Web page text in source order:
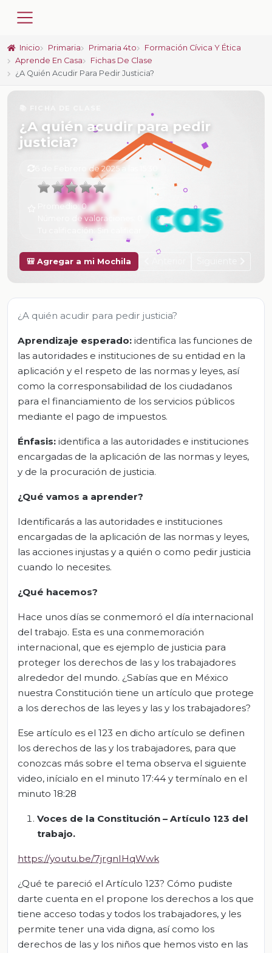
Inicio Primaria Primaria 4to
Formación Cívica Y Ética
Aprende En Casa
Fichas De Clase
¿A Quién Acudir Para Pedir Justicia?
¿A quién acudir para pedir
justicia?
6 de Febrero de 2025 a las 15:30
Promedio:0
Número de valoraciones:
Tu calificación:
Sin calificar
🎒 Agregar a mi Mochila
¿A quién acudir para pedir justicia?
Aprendizaje esperado: identifica las funciones de
las autoridades e instituciones de su entidad en la
aplicación y el respeto de las normas y leyes, así
como la corresponsabilidad de los ciudadanos
para el financiamiento de los servicios públicos
mediante el pago de impuestos.
Énfasis: identifica a las autoridades e instituciones
encargadas de la aplicación de las normas y leyes,
y de la procuración de justicia.
¿Qué vamos a aprender?
Identificarás a las autoridades e instituciones
encargadas de la aplicación de las normas y leyes,
las acciones injustas y a quién o como pedir justicia
cuando lo necesites.
¿Qué hacemos?
Hace unos días se conmemoró el día internacional
del trabajo. Esta es una conmemoración
internacional, que es ejemplo de justicia para
proteger los derechos de las y los trabajadores
alrededor del mundo. ¿Sabías que en México
nuestra Constitución tiene un artículo que protege
a los derechos de las leyes y las y los trabajadores?
Ese artículo es el 123 en dicho artículo se definen
los derechos de las y los trabajadores, para que
conozcas más sobre el tema observa el siguiente
video, inícialo en el minuto 17:44 y termínalo en el
minuto 18:28
Voces de la Constitución – Artículo 123 del
trabajo.
https://youtu.be/7jrgnIHqWwk
¿Qué te pareció el Artículo 123? Cómo pudiste
darte cuenta en el propone los derechos a los que
tiene acceso todas y todos los trabajadores, y les
permite tener una vida digna, así como los
derechos de las y los niños que hemos visto en las